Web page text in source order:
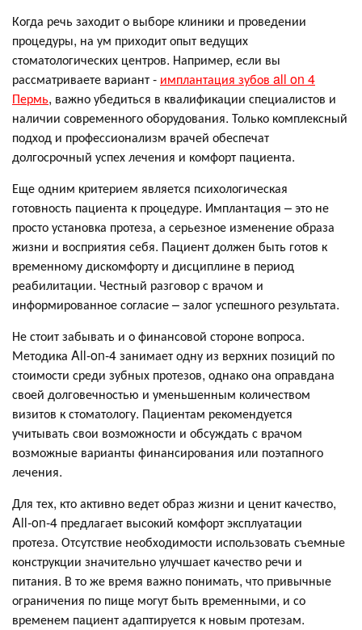
Когда речь заходит о выборе клиники и проведении
процедуры, на ум приходит опыт ведущих
стоматологических центров. Например, если вы
рассматриваете вариант - имплантация зубов all on 4
Пермь, важно убедиться в квалификации специалистов и
наличии современного оборудования. Только комплексный
подход и профессионализм врачей обеспечат
долгосрочный успех лечения и комфорт пациента.
Еще одним критерием является психологическая
готовность пациента к процедуре. Имплантация – это не
просто установка протеза, а серьезное изменение образа
жизни и восприятия себя. Пациент должен быть готов к
временному дискомфорту и дисциплине в период
реабилитации. Честный разговор с врачом и
информированное согласие – залог успешного результата.
Не стоит забывать и о финансовой стороне вопроса.
Методика All-on-4 занимает одну из верхних позиций по
стоимости среди зубных протезов, однако она оправдана
своей долговечностью и уменьшенным количеством
визитов к стоматологу. Пациентам рекомендуется
учитывать свои возможности и обсуждать с врачом
возможные варианты финансирования или поэтапного
лечения.
Для тех, кто активно ведет образ жизни и ценит качество,
All-on-4 предлагает высокий комфорт эксплуатации
протеза. Отсутствие необходимости использовать съемные
конструкции значительно улучшает качество речи и
питания. В то же время важно понимать, что привычные
ограничения по пище могут быть временными, и со
временем пациент адаптируется к новым протезам.